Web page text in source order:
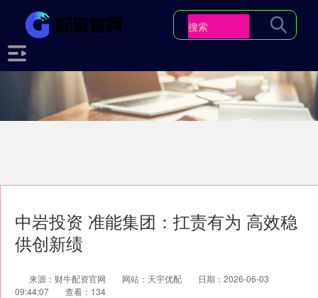
中岩投资 准能集团：扛责有为 高效稳
供创新绩
来源：财牛配资官网 网站：天宇优配
日期：2026-06-03
09:44:07
查看：134